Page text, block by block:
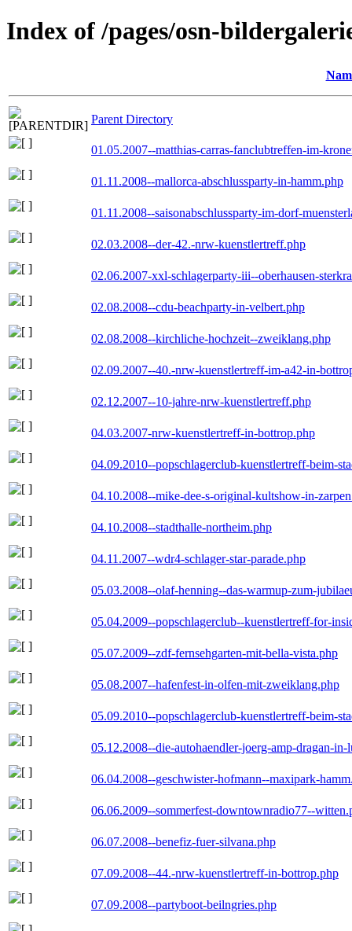
Index of /pages/osn-
Parent Directory
01.05.2007--matthias-carras-fanclubtreffen-im-
01.11.2008--mallorca-abschlussparty-in-hamm.php
01.11.2008--saisonabschlussparty-im-dorf-
02.03.2008--der-42.-nrw-kuenstlertreff.php
02.06.2007-xxl-schlagerparty-iii--oberhausen-
02.08.2008--cdu-beachparty-in-velbert.php
02.08.2008--kirchliche-hochzeit--zweiklang.php
02.09.2007--40.-nrw-kuenstlertreff-im-a42-in-
02.12.2007--10-jahre-nrw-kuenstlertreff.php
04.03.2007-nrw-kuenstlertreff-in-bottrop.php
04.09.2010--popschlagerclub-kuenstlertreff-beim-
04.10.2008--mike-dee-s-original-kultshow-in-
04.10.2008--stadthalle-northeim.php
04.11.2007--wdr4-schlager-star-parade.php
05.03.2008--olaf-henning--das-warmup-zum-
05.04.2009--popschlagerclub--kuenstlertreff-for-
05.07.2009--zdf-fernsehgarten-mit-bella-vista.php
05.08.2007--hafenfest-in-olfen-mit-zweiklang.php
05.09.2010--popschlagerclub-kuenstlertreff-beim-
05.12.2008--die-autohaendler-joerg-amp-dragan-in-
06.04.2008--geschwister-hofmann--maxipark-
06.06.2009--sommerfest-downtownradio77--
06.07.2008--benefiz-fuer-silvana.php
07.09.2008--44.-nrw-kuenstlertreff-in-bottrop.php
07.09.2008--partyboot-beilngries.php